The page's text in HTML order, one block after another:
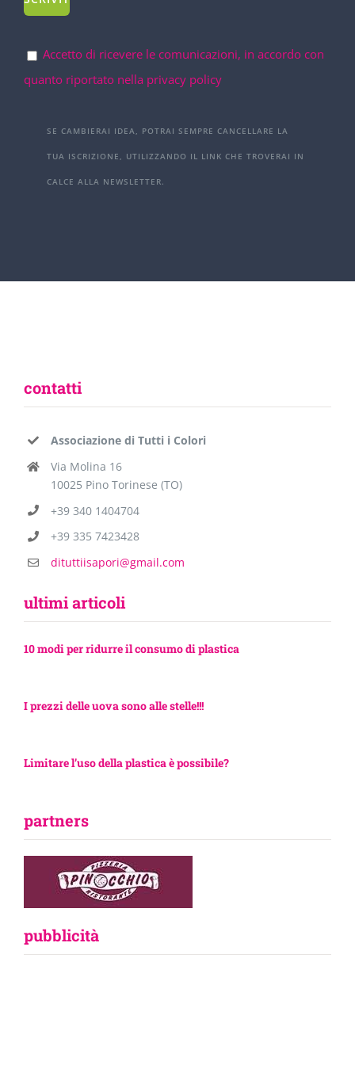
Accetto di ricevere le comunicazioni, in accordo con
quanto riportato nella privacy policy
SE CAMBIERAI IDEA, POTRAI SEMPRE CANCELLARE LA
TUA ISCRIZIONE, UTILIZZANDO IL LINK CHE TROVERAI IN
CALCE ALLA NEWSLETTER.
contatti
Associazione di Tutti i Colori
Via Molina 16
10025 Pino Torinese (TO)
+39 340 1404704
+39 335 7423428
dituttiisapori@gmail.com
ultimi articoli
10 modi per ridurre il consumo di plastica
I prezzi delle uova sono alle stelle!!!
Limitare l’uso della plastica è possibile?
partners
pubblicità